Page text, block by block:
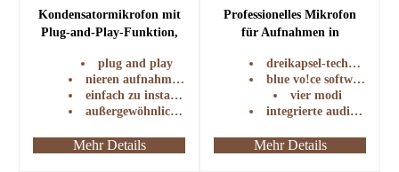
Kondensatormikrofon mit
Plug-and-Play-Funktion,
Streaming.
plug and play
nieren aufnahme muster
einfach zu installieren
außergewöhnliche anti-vibration
Mehr Details
Professionelles Mikrofon
für Aufnahmen in
Podcasts und Streaming.
dreikapsel-technologie
blue vo!ce software
vier modi
integrierte audiosteuerung
Mehr Details